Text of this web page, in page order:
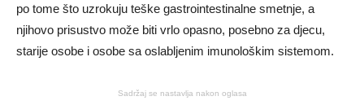
po tome što uzrokuju teške gastrointestinalne smetnje, a
njihovo prisustvo može biti vrlo opasno, posebno za djecu,
starije osobe i osobe sa oslabljenim imunološkim sistemom.
Sadržaj se nastavlja nakon oglasa